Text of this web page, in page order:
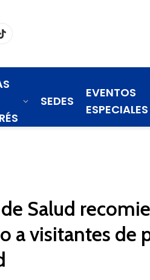
TikTok
SEDES
EVENTOS
ESPECIALES
Salud
a visitantes de